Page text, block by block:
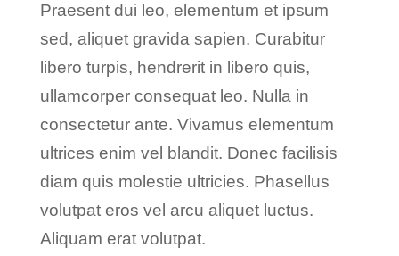
Praesent dui leo, elementum et ipsum
sed, aliquet gravida sapien. Curabitur
libero turpis, hendrerit in libero quis,
ullamcorper consequat leo. Nulla in
consectetur ante. Vivamus elementum
ultrices enim vel blandit. Donec facilisis
diam quis molestie ultricies. Phasellus
volutpat eros vel arcu aliquet luctus.
Aliquam erat volutpat.